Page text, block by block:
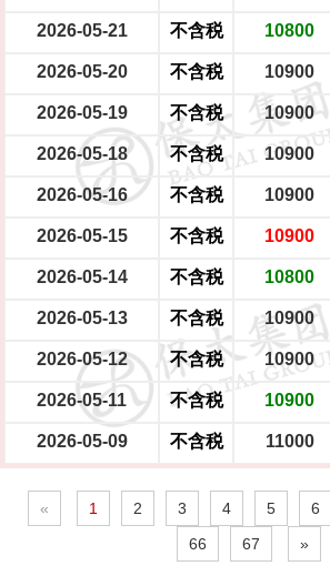
2026-05-21 不含税 10800
2026-05-20 不含税 10900
2026-05-19 不含税 10900
2026-05-18 不含税 10900
2026-05-16 不含税 10900
2026-05-15 不含税 10900
2026-05-14 不含税 10800
2026-05-13 不含税 10900
2026-05-12 不含税 10900
2026-05-11 不含税 10900
2026-05-09 不含税 11000
« 1 2 3 4 5 6
66
67 »